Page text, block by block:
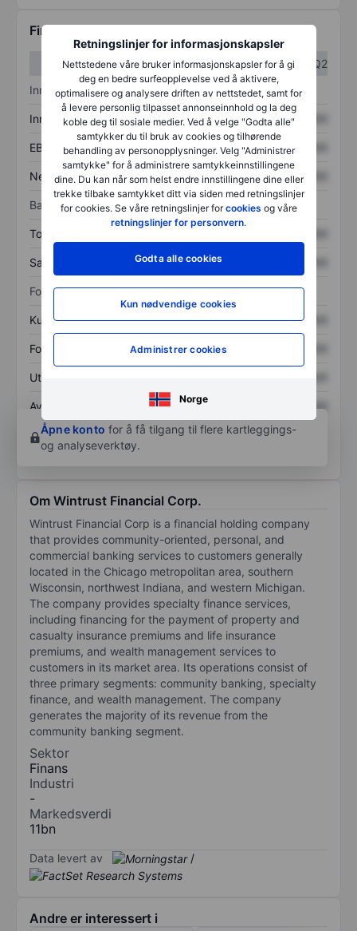
Retningslinjer for informasjonskapsler
Nettstedene våre bruker informasjonskapsler for å gi
deg en bedre surfeopplevelse ved å aktivere,
optimalisere og analysere driften av nettstedet, samt for
å levere personlig tilpasset annonseinnhold og la deg
koble deg til sosiale medier. Ved å velge "Godta alle"
samtykker du til bruk av cookies og tilhørende
behandling av personopplysninger. Velg "Administrer
samtykke" for å administrere samtykkeinnstillingene
dine. Du kan når som helst endre innstillingene dine eller
trekke tilbake samtykket ditt via siden med retningslinjer
for cookies. Se våre retningslinjer forcookies og våre
retningslinjer for personvern.
Godta alle cookies
Kun nødvendige cookies
Administrer cookies
Norge
Finansiell informasjon
Q1
Q2
Inntektsoversikt
Inntekter XXXXXXX XXXXXXX
EBITDA XXXXXXX XXXXXXX
Nettoinntekt XXXXXXX XXXXXXX
Balanse
Totale eiendeler
Samlet gjeld XXXXXXX
Forholdstall
Kurs/salg XXXXXXX XXXXXXX
Fortjeneste per aksje XXXXXXX
Utbytte per aksje
Avkastning på
egenkapital
XXXXXXX
XXXXXXX
Åpne konto for å få tilgang til flere kartleggings-
og analyseverktøy.
Om Wintrust Financial Corp.
Wintrust Financial Corp is a financial holding company
that provides community-oriented, personal, and
commercial banking services to customers generally
located in the Chicago metropolitan area, southern
Wisconsin, northwest Indiana, and western Michigan.
The company provides specialty finance services,
including financing for the payment of property and
casualty insurance premiums and life insurance
premiums, and wealth management services to
customers in its market area. Its operations consist of
three primary segments: community banking, specialty
finance, and wealth management. The company
generates the majority of its revenue from the
community banking segment.
Sektor
Finans
Industri
-
Markedsverdi
11bn
Data levert av /
Andre er interessert i